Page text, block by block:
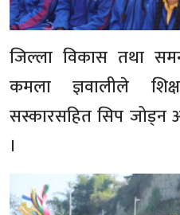
जिल्ला विकास तथा
कमला ज्ञवालीले
सस्कारसहित सिप
।